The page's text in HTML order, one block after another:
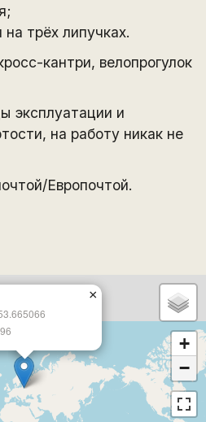
трёх липучках.
кантри, велопрогулок
эксплуатации и
на работу никак не
Европочтой.
×
+
−